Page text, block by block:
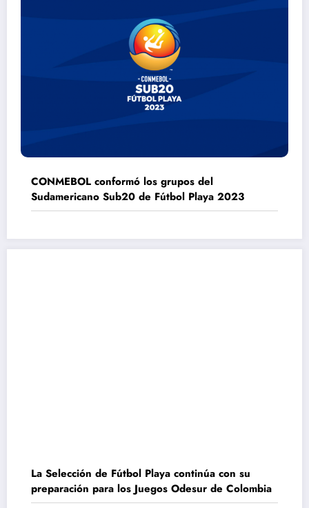
CONMEBOL conformó los grupos del
Sudamericano Sub20 de Fútbol Playa 2023
La Selección de Fútbol Playa continúa con su
preparación para los Juegos Odesur de Colombia